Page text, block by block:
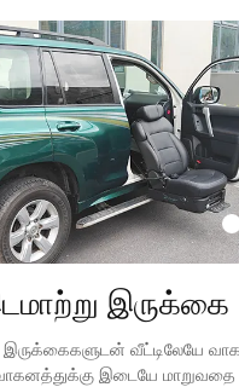
இருக்கை
இருக்கைகளுடன் வீட்டிலேயே
வாகனத்துக்கு இடையே மாறுவதை